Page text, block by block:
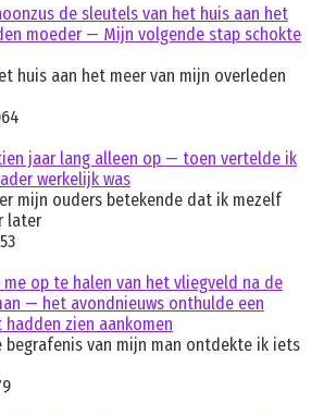
de sleutels van het huis aan het
moeder — Mijn volgende stap schokte
huis aan het meer van mijn overleden
jaar lang alleen op — toen vertelde ik
werkelijk was
mijn ouders betekende dat ik mezelf
later
op te halen van het vliegveld na de
— het avondnieuws onthulde een
zien aankomen
begrafenis van mijn man ontdekte ik iets